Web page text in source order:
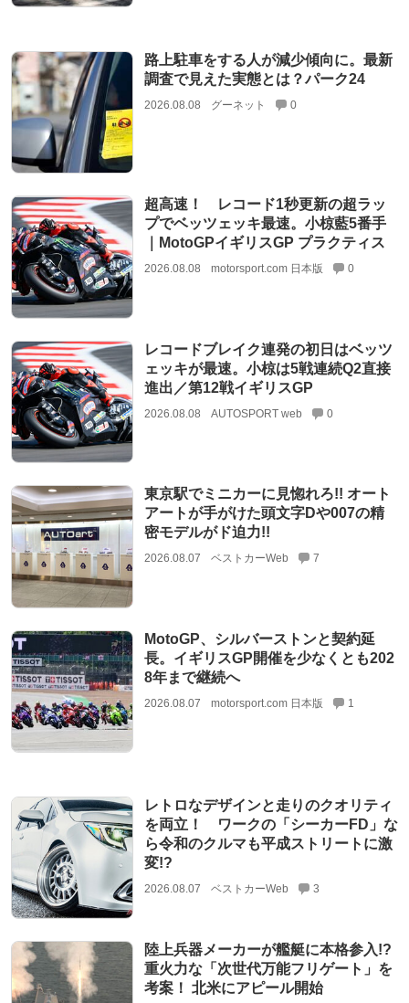
路上駐車をする人が減少傾向に。最新
調査で見えた実態とは？パーク24
2026.08.08 グーネット 0
超高速！ レコード1秒更新の超ラッ
プでベッツェッキ最速。小椋藍5番手
｜MotoGPイギリスGP プラクティス
2026.08.08 motorsport.com 日本版 0
レコードブレイク連発の初日はベッツ
ェッキが最速。小椋は5戦連続Q2直接
進出／第12戦イギリスGP
2026.08.08 AUTOSPORT web 0
東京駅でミニカーに見惚れろ!! オート
アートが手がけた頭文字Dや007の精
密モデルがド迫力!!
2026.08.07 ベストカーWeb 7
MotoGP、シルバーストンと契約延
長。イギリスGP開催を少なくとも202
8年まで継続へ
2026.08.07 motorsport.com 日本版 1
レトロなデザインと走りのクオリティ
を両立！ ワークの「シーカーFD」な
ら令和のクルマも平成ストリートに激
変!?
2026.08.07 ベストカーWeb 3
陸上兵器メーカーが艦艇に本格参入!?
重火力な「次世代万能フリゲート」を
考案！ 北米にアピール開始